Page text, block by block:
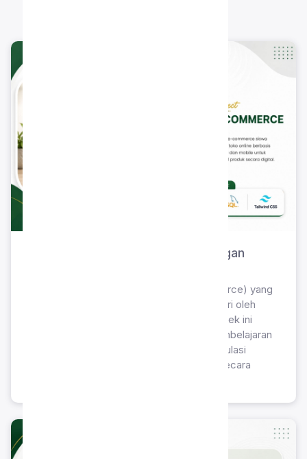
Proyek Inovasi Siswa: Pengembangan
Aplikasi perdagangan elektronik (e-commerce) yang
dirancang dan dikembangkan secara mandiri oleh
peserta didik SMK Islam Sahabat Ilmu. Proyek ini
merupakan implementasi langsung dari pembelajaran
teknologi informasi untuk memfasilitasi simulasi
transaksi jual beli dan manajemen produk secara